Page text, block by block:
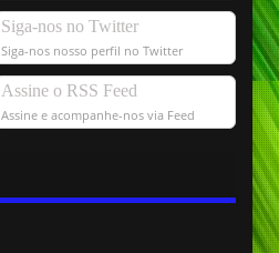
Siga-nos no Twitter
Siga-nos nosso perfil no Twitter
Assine o RSS Feed
Assine e acompanhe-nos via Feed